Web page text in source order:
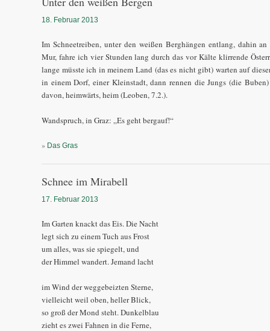
18. Februar 2013
Im Schneetreiben, unter den weißen Berghängen entlang, dahin
Mur, fahre ich vier Stunden lang durch das vor Kälte klirrende
lange müsste ich in meinem Land (das es nicht gibt) warten auf
in einem Dorf, einer Kleinstadt, dann rennen die Jungs (die
davon, heimwärts, heim (Leoben, 7.2.).
Wandspruch, in Graz: „Es geht bergauf!“
» Das Gras
Schnee im Mirabell
17. Februar 2013
Im Garten knackt das Eis. Die Nacht
legt sich zu einem Tuch aus Frost
um alles, was sie spiegelt, und
der Himmel wandert. Jemand lacht
im Wind der weggebeizten Sterne,
vielleicht weil oben, heller Blick,
so groß der Mond steht. Dunkelblau
zieht es zwei Fahnen in die Ferne,